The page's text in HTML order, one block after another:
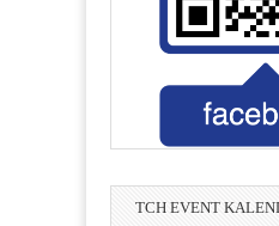
Printmedia
Tanz- und
Wirtschaftsprüfer
in
Wasser - Strom -
TCH EVENT